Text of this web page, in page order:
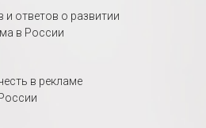
и ответов о развитии
в России
в рекламе